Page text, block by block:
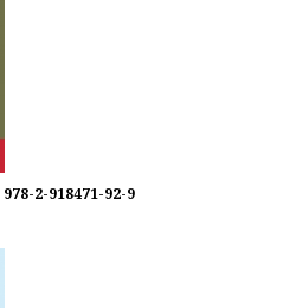
978-2-918471-92-9